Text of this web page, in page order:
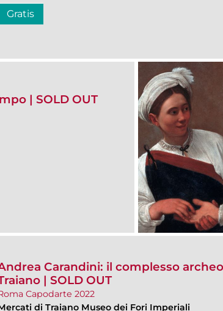
Gratis
| SOLD OUT
Carandini: il complesso
| SOLD OUT
Capodarte 2022
di Traiano Museo dei Fori Imperiali